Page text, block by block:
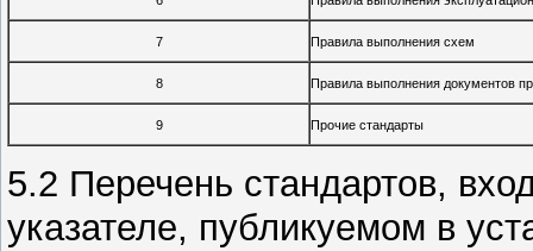
7 Правила выполнения схем
8 Правила выполнения документов
9 Прочие стандарты
5.2 Перечень стандартов,
указателе, публикуемом в